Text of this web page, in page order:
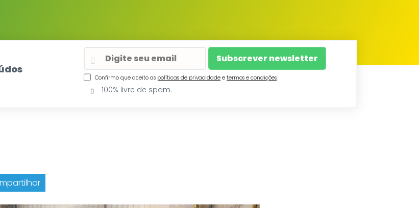
Confirmo que aceito as políticas de privacidade e termos e condições.
100% livre de spam.